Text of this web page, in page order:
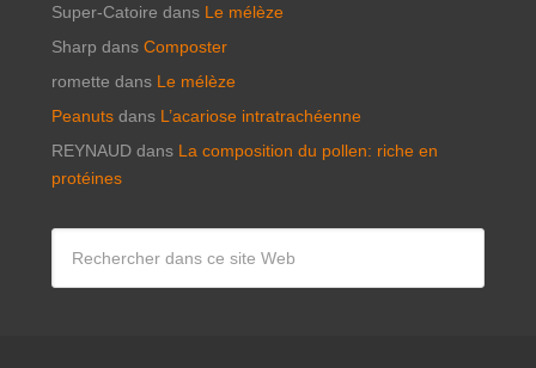
Super-Catoire dans Le mélèze
Sharp dans Composter
romette dans Le mélèze
Peanutsdans L’acariose intratrachéenne
REYNAUDdans La composition du pollen: riche en
protéines